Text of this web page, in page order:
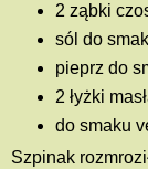
2 ząbki
sól do
pieprz
2 łyżki
do smaku
Szpinak